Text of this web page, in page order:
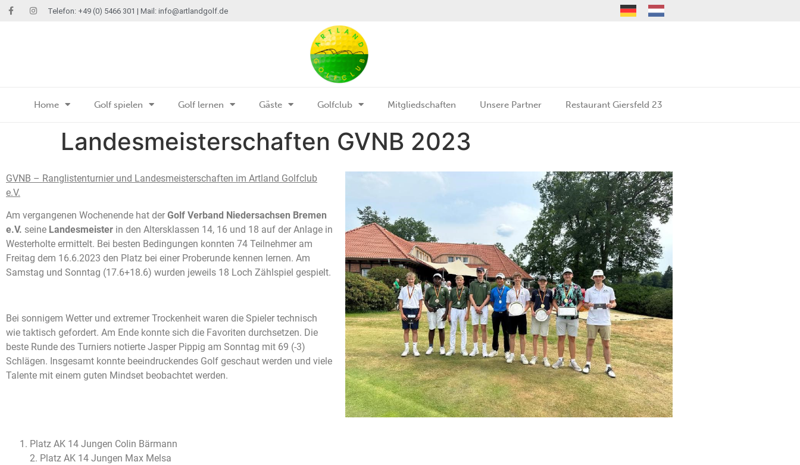
Telefon: +49 (0) 5466 301 | Mail: info@artlandgolf.de
Home Golf spielen Golf lernen Gäste Golfclub Mitgliedschaften Unsere Partner Restaurant Giersfeld 23
Landesmeisterschaften GVNB 2023
GVNB – Ranglistenturnier und Landesmeisterschaften im Artland Golfclub
e.V.
Am vergangenen Wochenende hat der Golf Verband Niedersachsen Bremen
e.V. seine Landesmeister in den Altersklassen 14, 16 und 18 auf der Anlage in
Westerholte ermittelt. Bei besten Bedingungen konnten 74 Teilnehmer am
Freitag dem 16.6.2023 den Platz bei einer Proberunde kennen lernen. Am
Samstag und Sonntag (17.6+18.6) wurden jeweils 18 Loch Zählspiel gespielt.
Bei sonnigem Wetter und extremer Trockenheit waren die Spieler technisch
wie taktisch gefordert. Am Ende konnte sich die Favoriten durchsetzen. Die
beste Runde des Turniers notierte Jasper Pippig am Sonntag mit 69 (-3)
Schlägen. Insgesamt konnte beeindruckendes Golf geschaut werden und viele
Talente mit einem guten Mindset beobachtet werden.
Platz AK 14 Jungen Colin Bärmann
2. Platz AK 14 Jungen Max Melsa